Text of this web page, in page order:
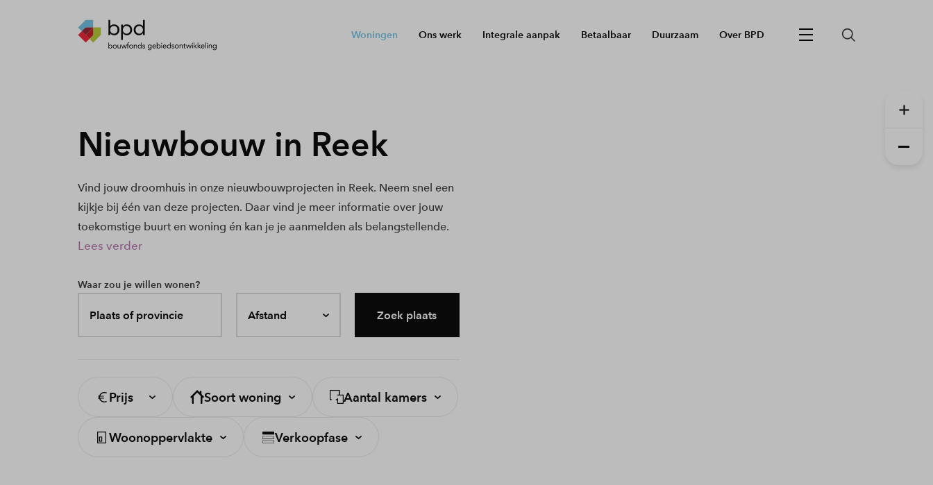
Woningen Ons werk Integrale aanpak Betaalbaar Duurzaam Over BPD
Nieuwbouw in Reek
Vind jouw droomhuis in onze nieuwbouwprojecten in Reek. Neem snel een
kijkje bij één van deze projecten. Daar vind je meer informatie over jouw
toekomstige buurt en woning én kan je je aanmelden als belangstellende.
Lees verder
Waar zou je willen wonen?
Plaats of provincie Afstand Zoek plaats
Prijs Soort woning Aantal kamers
Woonoppervlakte Verkoopfase